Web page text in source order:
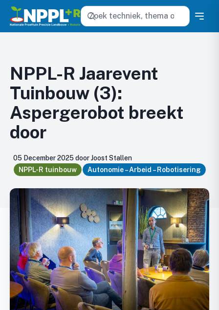
Zoeken
NPPL-R Jaarevent
Tuinbouw (3):
Aspergerobot breekt
door
05 December 2025 door Joost Stallen
NPPL-R tuinbouw
Autonomie – Arbeid – Robotisering